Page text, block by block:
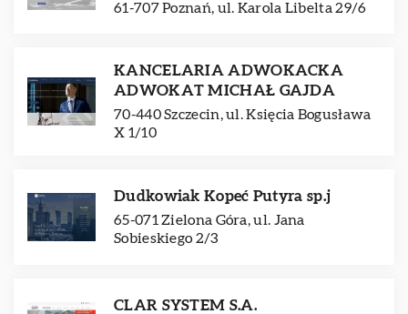
61-707 Poznań, ul. Karola Libelta 29/6
KANCELARIA ADWOKACKA
ADWOKAT MICHAŁ GAJDA
70-440 Szczecin, ul. Księcia Bogusława
X 1/10
Dudkowiak Kopeć Putyra sp.j
65-071 Zielona Góra, ul. Jana
Sobieskiego 2/3
CLAR SYSTEM S.A.